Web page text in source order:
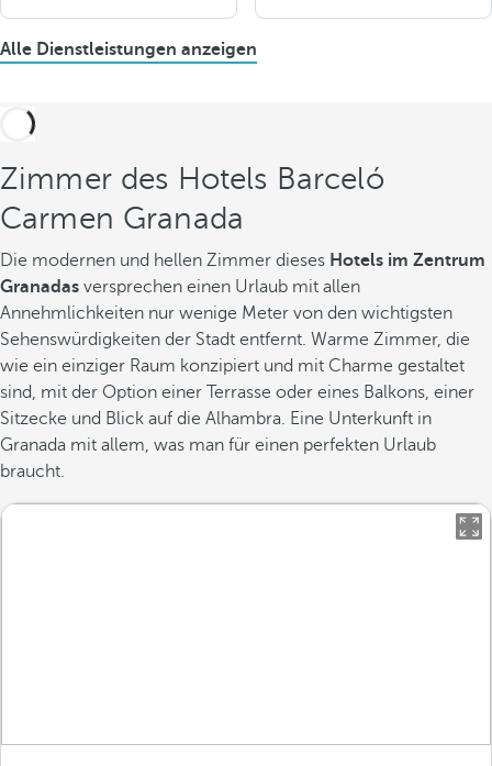
Alle Dienstleistungen anzeigen
Zimmer des Hotels Barceló
Carmen Granada
Die modernen und hellen Zimmer dieses Hotels im Zentrum
Granadas versprechen einen Urlaub mit allen
Annehmlichkeiten nur wenige Meter von den wichtigsten
Sehenswürdigkeiten der Stadt entfernt. Warme Zimmer, die
wie ein einziger Raum konzipiert und mit Charme gestaltet
sind, mit der Option einer Terrasse oder eines Balkons, einer
Sitzecke und Blick auf die Alhambra. Eine Unterkunft in
Granada mit allem, was man für einen perfekten Urlaub
braucht.